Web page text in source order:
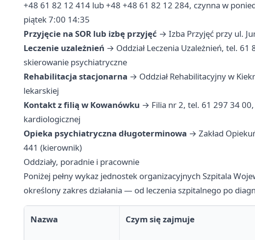
+48 61 82 12 414 lub +48 +48 61 82 12 284, czynna w
piątek 7:00 14:35
Przyjęcie na SOR lub izbę przyjęć → Izba Przyjęć przy ul.
Leczenie uzależnień → Oddział Leczenia Uzależnień, tel.
skierowanie psychiatryczne
Rehabilitacja stacjonarna → Oddział Rehabilitacyjny w
lekarskiej
Kontakt z filią w Kowanówku → Filia nr 2, tel. 61 297 34
kardiologicznej
Opieka psychiatryczna długoterminowa → Zakład
441 (kierownik)
Oddziały, poradnie i pracownie
Poniżej pełny wykaz jednostek organizacyjnych Szpitala
określony zakres działania — od leczenia szpitalnego po
Nazwa Czym się zajmuje